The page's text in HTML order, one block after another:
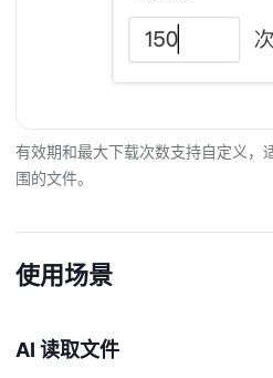
有效期和最大下载次数支持自定义，
围的文件。
使用场景
AI 读取文件